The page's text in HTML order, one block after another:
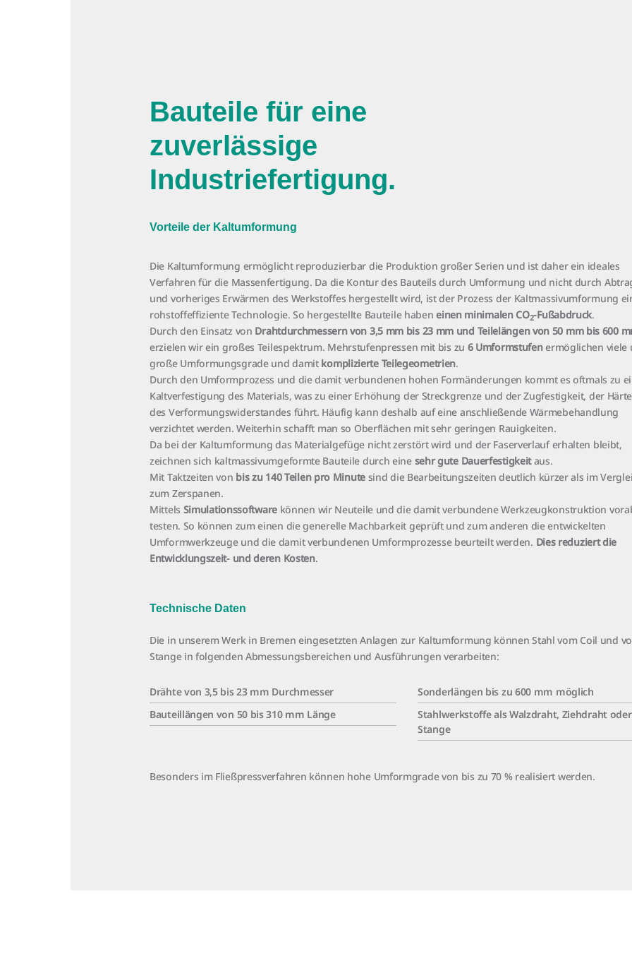
Bauteile für eine
zuverlässige
Industriefertigung.
Vorteile der Kaltumformung
Die Kaltumformung ermöglicht reproduzierbar die Produktion großer Serien und ist daher ein ideales
Verfahren für die Massenfertigung. Da die Kontur des Bauteils durch Umformung und nicht durch
und vorheriges Erwärmen des Werkstoffes hergestellt wird, ist der Prozess der Kaltmassivumformung
rohstoffeffiziente Technologie. So hergestellte Bauteile habeneinen minimalen CO2-Fußabdruck.
Durch den Einsatz von Drahtdurchmessern von 3,5 mm bis 23 mm und Teilelängen von 50 mm bis 600
erzielen wir ein großes Teilespektrum. Mehrstufenpressen mit bis zu 6 Umformstufenermöglichen viele
große Umformungsgrade und damit komplizierte Teilegeometrien.
Durch den Umformprozess und die damit verbundenen hohen Formänderungen kommt es oftmals zu
Kaltverfestigung des Materials, was zu einer Erhöhung der Streckgrenze und der Zugfestigkeit, der
des Verformungswiderstandes führt. Häufig kann deshalb auf eine anschließende Wärmebehandlung
verzichtet werden. Weiterhin schafft man so Oberflächen mit sehr geringen Rauigkeiten.
Da bei der Kaltumformung das Materialgefüge nicht zerstört wird und der Faserverlauf erhalten bleibt,
zeichnen sich kaltmassivumgeformte Bauteile durch eine sehr gute Dauerfestigkeitaus.
Mit Taktzeiten von bis zu 140 Teilen pro Minutesind die Bearbeitungszeiten deutlich kürzer als im
zum Zerspanen.
Mittels Simulationssoftwarekönnen wir Neuteile und die damit verbundene Werkzeugkonstruktion
testen. So können zum einen die generelle Machbarkeit geprüft und zum anderen die entwickelten
Umformwerkzeuge und die damit verbundenen Umformprozesse beurteilt werden. Dies reduziert die
Entwicklungszeit- und deren Kosten.
Technische Daten
Die in unserem Werk in Bremen eingesetzten Anlagen zur Kaltumformung können Stahl vom Coil und
Stange in folgenden Abmessungsbereichen und Ausführungen verarbeiten:
Drähte von 3,5 bis 23 mm Durchmesser
Bauteillängen von 50 bis 310 mm Länge
Sonderlängen bis zu 600 mm möglich
Stahlwerkstoffe als Walzdraht, Ziehdraht oder
Stange
Besonders im Fließpressverfahren können hohe Umformgrade von bis zu 70 % realisiert werden.